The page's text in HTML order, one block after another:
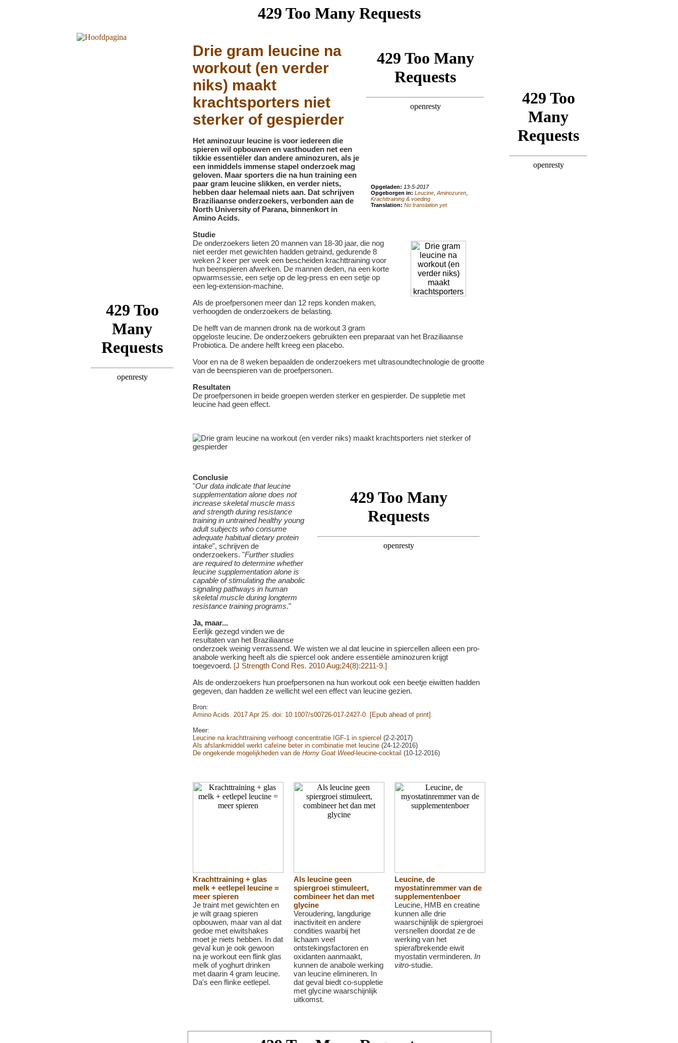
Opgeladen: 13-5-2017
Opgeborgen in: Leucine Aminozuren
Krachttraining & voeding
Translation: No translation yet
Drie gram leucine na
workout (en verder
niks) maakt
krachtsporters niet
sterker of gespierder
Het aminozuur leucine is voor iedereen die
spieren wil opbouwen en vasthouden net een
tikkie essentiëler dan andere aminozuren, als je
een inmiddels immense stapel onderzoek mag
geloven. Maar sporters die na hun training een
paar gram leucine slikken, en verder niets,
hebben daar helemaal niets aan. Dat schrijven
Braziliaanse onderzoekers, verbonden aan de
North University of Parana, binnenkort in
Amino Acids.
Studie
De onderzoekers lieten 20 mannen van 18-30 jaar, die nog
niet eerder met gewichten hadden getraind, gedurende 8
weken 2 keer per week een bescheiden krachttraining voor
hun beenspieren afwerken. De mannen deden, na een korte
opwarmsessie, een setje op de leg-press en een setje op
een leg-extension-machine.
Als de proefpersonen meer dan 12 reps konden maken,
verhoogden de onderzoekers de belasting.
De helft van de mannen dronk na de workout 3 gram
opgeloste leucine. De onderzoekers gebruikten een preparaat van het Braziliaanse
Probiotica. De andere helft kreeg een placebo.
Voor en na de 8 weken bepaalden de onderzoekers met ultrasoundtechnologie de grootte
van de beenspieren van de proefpersonen.
Resultaten
De proefpersonen in beide groepen werden sterker en gespierder. De suppletie met
leucine had geen effect.
Conclusie
"Our data indicate that leucine
supplementation alone does not
increase skeletal muscle mass
and strength during resistance
training in untrained healthy young
adult subjects who consume
adequate habitual dietary protein
intake", schrijven de
onderzoekers. "Further studies
are required to determine whether
leucine supplementation alone is
capable of stimulating the anabolic
signaling pathways in human
skeletal muscle during longterm
resistance training programs."
Ja, maar...
Eerlijk gezegd vinden we de
resultaten van het Braziliaanse
onderzoek weinig verrassend. We wisten we al dat leucine in spiercellen alleen een pro-
anabole werking heeft als die spiercel ook andere essentiële aminozuren krijgt
toegevoerd. [J Strength Cond Res. 2010 Aug;24(8):2211-9.]
Als de onderzoekers hun proefpersonen na hun workout ook een beetje eiwitten hadden
gegeven, dan hadden ze wellicht wel een effect van leucine gezien.
Bron:
Amino Acids. 2017 Apr 25. doi: 10.1007/s00726-017-2427-0. [Epub ahead of print].
Meer:
Leucine na krachttraining verhoogt concentratie IGF-1 in spiercel (2-2-2017)
Als afslankmiddel werkt cafeïne beter in combinatie met leucine (24-12-2016)
De ongekende mogelijkheden van de Horny Goat Weed-leucine-cocktail (10-12-2016)
Krachttraining + glas
melk + eetlepel leucine =
meer spieren
Je traint met gewichten en
je wilt graag spieren
opbouwen, maar van al dat
gedoe met eiwitshakes
moet je niets hebben. In dat
geval kun je ook gewoon
na je workout een flink glas
melk of yoghurt drinken
met daarin 4 gram leucine.
Da's een flinke eetlepel.
Als leucine geen
spiergroei stimuleert,
combineer het dan met
glycine
Veroudering, langdurige
inactiviteit en andere
condities waarbij het
lichaam veel
ontstekingsfactoren en
oxidanten aanmaakt,
kunnen de anabole werking
van leucine elimineren. In
dat geval biedt co-suppletie
met glycine waarschijnlijk
uitkomst.
Leucine, de
myostatinremmer van de
supplementenboer
Leucine, HMB en creatine
kunnen alle drie
waarschijnlijk de spiergroei
versnellen doordat ze de
werking van het
spierafbrekende eiwit
myostatin verminderen. In
vitro-studie.